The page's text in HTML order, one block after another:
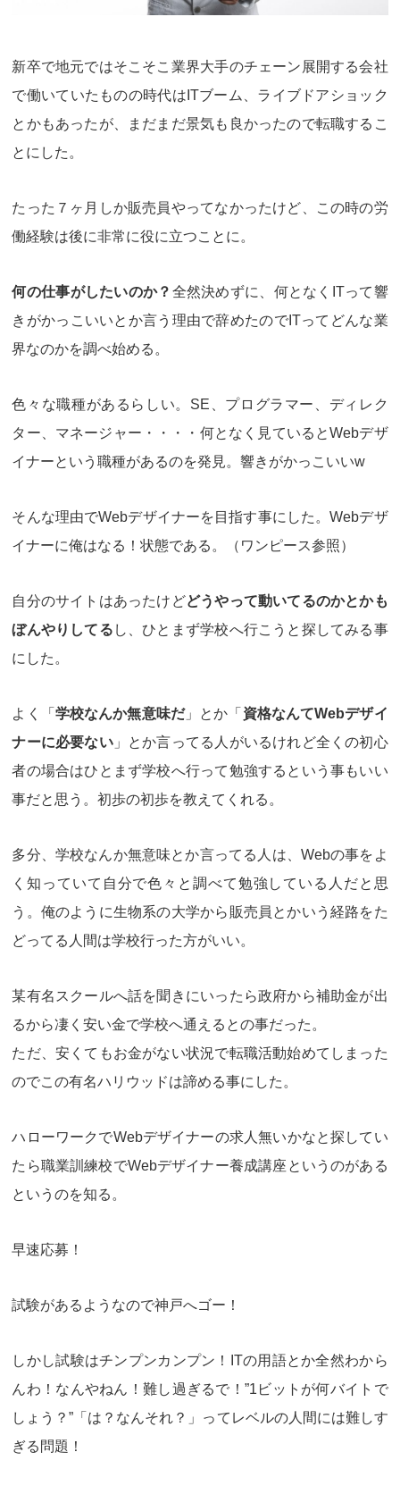
新卒で地元ではそこそこ業界大手のチェーン展開する会社
で働いていたものの時代はITブーム、 ライブドアショック
とかもあったが、まだまだ景気も良かったので転職するこ
とにした。
たった７ヶ月しか販売員やってなかったけど、この時の労
働経験は後に非常に役に立つことに。
何の仕事がしたいのか？ 全然決めずに、何となく
ITって響
きがかっこいいとか言う理由で辞めたのでITってどんな業
界なのかを調べ始める。
色々な職種があるらしい。SE、プログラマー、ディレク
ター、マネージャー・・・・何となく見ているとWebデザ
イナーという職種があるのを発見。響きがかっこいいw
そんな理由でWebデザイナーを目指す事にした。Webデザ
イナーに俺はなる！状態である。（ワンピース参照）
自分のサイトはあったけどどうやって動いてるのかとかも
ぼんやりしてる し、ひとまず学校へ行こうと探してみる事
にした。
よく「 学校なんか無意味だ」とか「 資格なんてWebデザイ
ナーに必要ない」とか言ってる人がいるけれど全くの初心
者の場合はひとまず学校へ行って勉強するという事もいい
事だと思う 。初歩の初歩を教えてくれる。
多分、学校なんか無意味とか言ってる人は、Webの事をよ
く知っていて自分で色々と調べて勉強している人だと思
う。俺のように生物系の大学から販売員とかいう経路をた
どってる人間は学校行った方がいい。
某有名スクールへ話を聞きにいったら政府から補助金が出
るから凄く安い金で学校へ通えるとの事だった。
ただ、安くてもお金がない状況で転職活動始めてしまった
のでこの有名ハリウッドは諦める事にした。
ハローワークでWebデザイナーの求人無いかなと探してい
たら職業訓練校でWebデザイナー養成講座 というのがある
というのを知る。
早速応募！
試験があるようなので神戸へゴー！
しかし試験はチンプンカンプン！ITの用語とか全然わから
んわ！なんやねん！難し過ぎるで！”1ビットが何バイトで
しょう？”「は？なんそれ？」ってレベルの人間には難しす
ぎる問題！